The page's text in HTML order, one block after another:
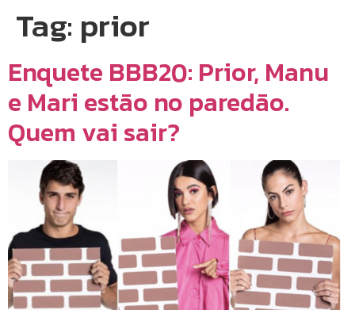
Tag: prior
Enquete BBB20: Prior, Manu
e Mari estão no paredão.
Quem vai sair?